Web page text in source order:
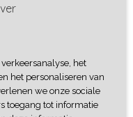
van ons duurzame
het
het personaliseren van
we onze sociale
toegang tot informatie